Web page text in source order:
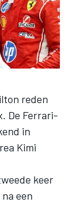
reden
De Ferrari-
in
Kimi
keer
een